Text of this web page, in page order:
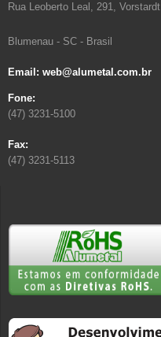
Rua Leoberto Leal, 291, Vorstardt
Blumenau - SC - Brasil
Email: web@alumetal.com.br
Fone:
(47) 3231-5100
Fax:
(47) 3231-5113